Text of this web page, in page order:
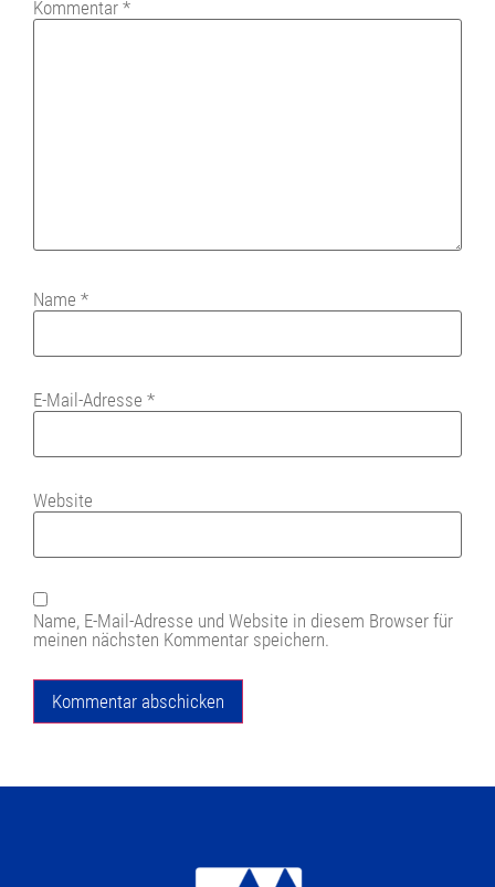
Kommentar *
Name *
E-Mail-Adresse *
Website
Name, E-Mail-Adresse und Website in diesem Browser für
meinen nächsten Kommentar speichern.